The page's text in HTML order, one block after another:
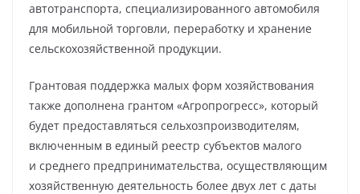
автотранспорта, специализированного автомобиля
для мобильной торговли, переработку и хранение
сельскохозяйственной продукции.
Грантовая поддержка малых форм хозяйствования
также дополнена грантом «Агропрогресс», который
будет предоставляться сельхозпроизводителям,
включенным в единый реестр субъектов малого
и среднего предпринимательства, осуществляющим
хозяйственную деятельность более двух лет с даты